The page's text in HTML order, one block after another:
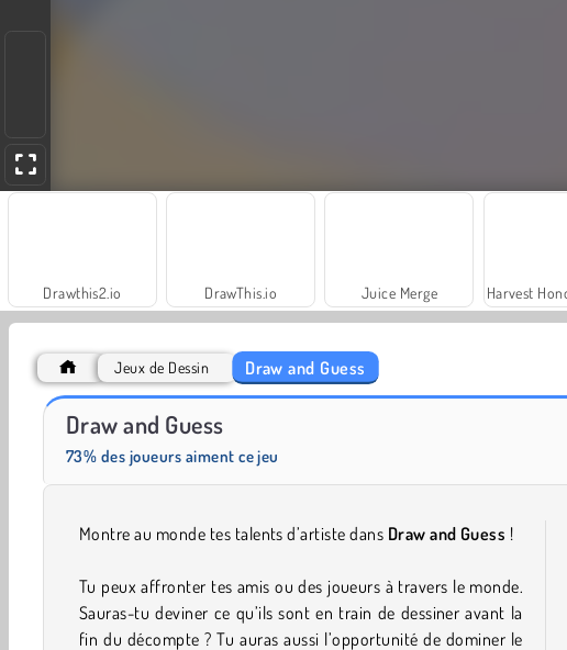
Drawthis2.io DrawThis.io Juice Merge
Royal Story
Jeux de Dessin Draw and Guess
Draw and Guess
73% des joueurs aiment ce jeu
Montre au monde tes talents d’artiste dans Draw and Guess !
Tu peux affronter tes amis ou des joueurs à travers le monde.
Sauras-tu deviner ce qu’ils sont en train de dessiner avant la
fin du décompte ? Tu auras aussi l’opportunité de dominer le